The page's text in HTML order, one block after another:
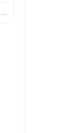
上市公司财务规范化操作 财务规范化操作 如何操作